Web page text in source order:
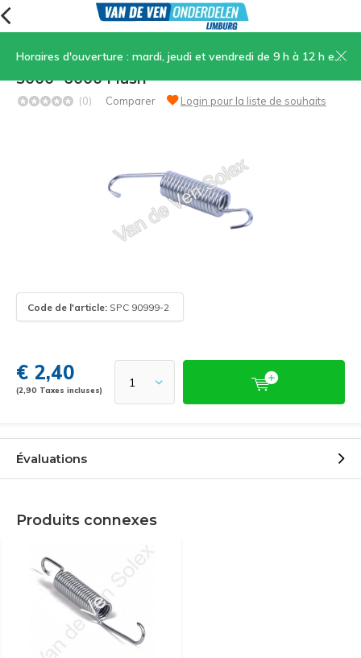
Horaires d'ouverture : mardi, jeudi et vendredi de 9 h à 12 h et de 13 h 30 à 17 h, samedi de 9 h à 12 h
49. Ressort pour béquille adapté au Type
5000 -6000 Flash
(0) Comparer Login pour la liste de souhaits
Code de l'article: SPC 90999-2
€ 2,40
(2,90 Taxes incluses)
Évaluations
Produits connexes